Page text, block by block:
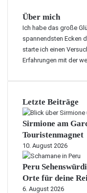
Über mich
Ich habe das große
spannendsten Ecken
starte ich einen
Erfahrungen mit der
Letzte Beiträge
Sirmione am
Touristenmagnet
10. August 2026
Peru
Orte für deine
6. August 2026